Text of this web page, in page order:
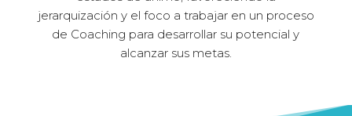
jerarquización y el foco a trabajar en un proceso
de Coaching para desarrollar su potencial y
alcanzar sus metas.